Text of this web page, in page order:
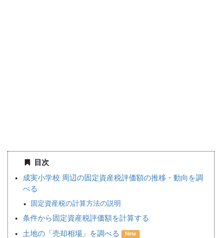
目次
成実小学校 周辺の固定資産税評価額の推移・動向を調
べる
固定資産税の計算方法の説明
条件から固定資産税評価額を計算する
土地の「売却相場」を調べる New